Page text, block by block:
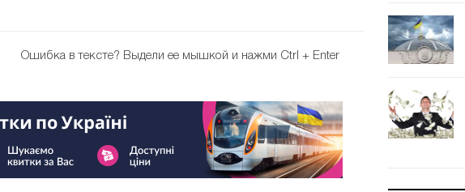
Ошибка в тексте? Выдели ее мышкой и нажми Ctrl + Enter